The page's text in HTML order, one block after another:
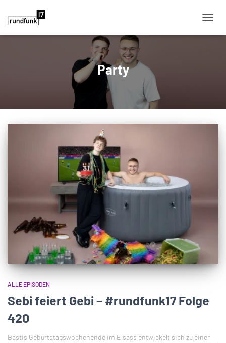
Party
ALLE EPISODEN
Sebi feiert Gebi – #rundfunk17 Folge
420
Bastis Geburtstagswochenende im Elsass entwickelt sich zu einer